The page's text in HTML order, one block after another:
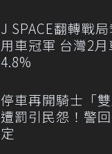
J SPACE翻轉戰
用車冠軍 台灣2月
4.8%
停車再開騎士「雙
遭罰引民怨！警
定